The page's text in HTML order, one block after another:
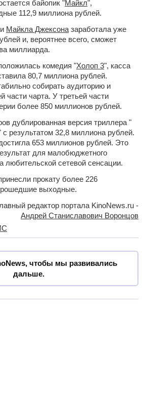
байопик "Майкл",
112,9 миллиона рублей.
Майкла Джексона заработала уже
и, вероятнее всего, сможет
миллиарда.
комедия "Холоп 3", касса
80,7 миллиона рублей.
собирать аудиторию и
части чарта. У третьей части
более 850 миллионов рублей.
дублированная версия триллера "
с результатом 32,8 миллиона рублей.
653 миллионов рублей. Это
для малобюджетного
любительской сетевой сенсации.
прокату более 226
выходные.
редактор портала KinoNews.ru -
Андрей Станиславович Воронцов
чтобы мы развивались
дальше.